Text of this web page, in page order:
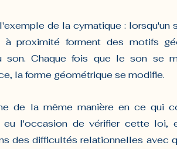
de la cymatique : lorsqu'un
à proximité forment des motifs
son. Chaque fois que le son se
la forme géométrique se modifie.
de la même manière en ce qui
eu l'occasion de vérifier cette loi,
des difficultés relationnelles avec